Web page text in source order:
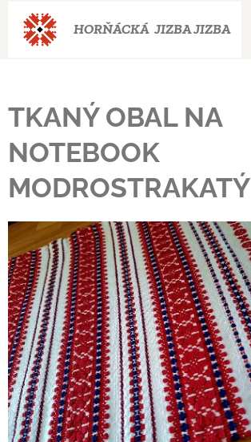
HORŇÁCKÁ JIZBAJIZBA
TKANÝ OBAL NA
NOTEBOOK
MODROSTRAKATÝ